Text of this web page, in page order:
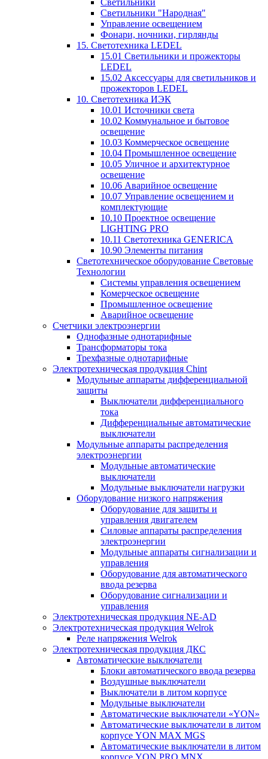
Светильники
Светильники "Народная"
Управление освещением
Фонари, ночники, гирлянды
15. Светотехника LEDEL
15.01 Светильники и прожекторы
LEDEL
15.02 Аксессуары для светильников и
прожекторов LEDEL
10. Светотехника ИЭК
10.01 Источники света
10.02 Коммунальное и бытовое
освещение
10.03 Коммерческое освещение
10.04 Промышленное освещение
10.05 Уличное и архитектурное
освещение
10.06 Аварийное освещение
10.07 Управление освещением и
комплектующие
10.10 Проектное освещение
LIGHTING PRO
10.11 Светотехника GENERICA
10.90 Элементы питания
Светотехническое оборудование Световые
Технологии
Системы управления освещением
Комерческое освещение
Промышленное освещение
Аварийное освещение
Счетчики электроэнергии
Однофазные однотарифные
Трансформаторы тока
Трехфазные однотарифные
Электротехническая продукция Chint
Модульные аппараты дифференциальной
защиты
Выключатели дифференциального
тока
Дифференциальные автоматические
выключатели
Модульные аппараты распределения
электроэнергии
Модульные автоматические
выключатели
Модульные выключатели нагрузки
Оборудование низкого напряжения
Оборудование для защиты и
управления двигателем
Силовые аппараты распределения
электроэнергии
Модульные аппараты сигнализации и
управления
Оборудование для автоматического
ввода резерва
Оборудование сигнализации и
управления
Электротехническая продукция NE-AD
Электротехническая продукция Welrok
Реле напряжения Welrok
Электротехническая продукция ДКС
Автоматические выключатели
Блоки автоматического ввода резерва
Воздушные выключатели
Выключатели в литом корпусе
Модульные выключатели
Автоматические выключатели «YON»
Автоматические выключатели в литом
корпусе YON MAX MGS
Автоматические выключатели в литом
корпусе YON PRO MNX